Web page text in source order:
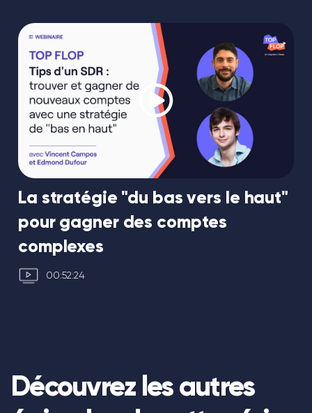
La stratégie "du bas vers le haut"
pour gagner des comptes
complexes
00:52:24
Découvrez les autres